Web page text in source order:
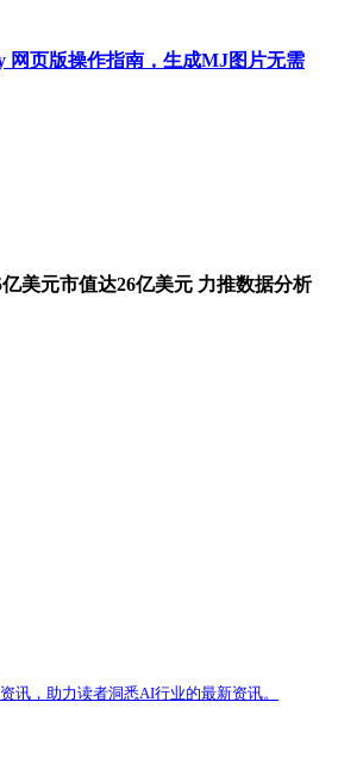
网页版操作指南，生成MJ图片无需
美元市值达26亿美元 力推数据分析
讯，助力读者洞悉AI行业的最新资讯。